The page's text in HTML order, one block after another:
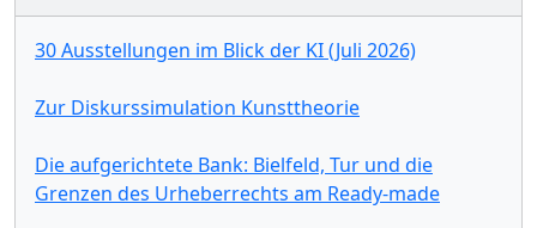
30 Ausstellungen im Blick der KI (Juli 2026)
Zur Diskurssimulation Kunsttheorie
Die aufgerichtete Bank: Bielfeld, Tur und die
Grenzen des Urheberrechts am Ready-made